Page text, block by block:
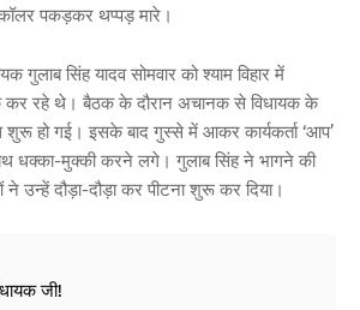
पकड़कर थप्पड़ मारे।
गुलाब सिंह यादव सोमवार को श्याम विहार में
कर रहे थे। बैठक के दौरान अचानक से विधायक के
शुरू हो गई। इसके बाद गुस्से में आकर कार्यकर्ता ‘आप’
धक्का-मुक्की करने लगे। गुलाब सिंह ने भागने की
ने उन्हें दौड़ा-दौड़ा कर पीटना शुरू कर दिया।
जी!